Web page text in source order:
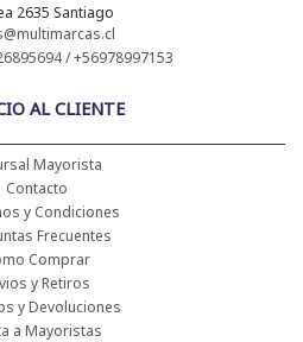
2635 Santiago
/ +56978997153
AL CLIENTE
Mayorista
Contacto
y Condiciones
Frecuentes
Comprar
y Retiros
y Devoluciones
a Mayoristas